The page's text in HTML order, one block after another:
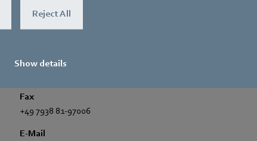
Reject All
Show details
Adresse
Telefon
Fax
+49 7938 81-97006
E-Mail